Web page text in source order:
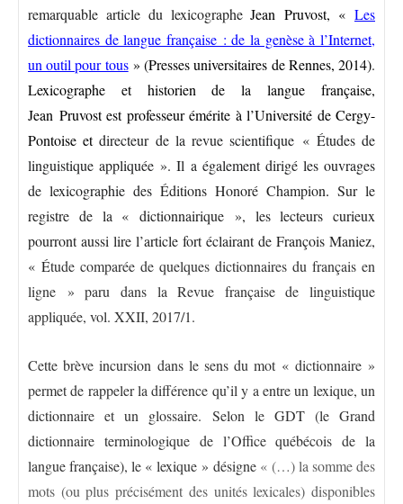
remarquable article du lexicographeJean Pruvost, «Les
dictionnaires de langue française : de la genèse à l’Internet,
un outil pour tous» (Presses universitaires de Rennes, 2014).
Lexicographe et historien de la langue française,
Jean Pruvostest professeur émérite à l’Université de Cergy-
Pontoise etdirecteur de la revue scientifique « Études de
linguistique appliquée ». Il a également dirigé les ouvrages
de lexicographie des Éditions Honoré Champion. Sur le
registre de la « dictionnairique », les lecteurs curieux
pourront aussi lire l’article fort éclairant de François Maniez,
« Étude comparée de quelques dictionnaires du français en
ligne » paru dans la Revue française de linguistique
appliquée, vol. XXII, 2017/1.
Cette brève incursion dans le sens du mot « dictionnaire »
permet de rappeler la différence qu’il y a entre un lexique, un
dictionnaire et un glossaire. Selon le GDT (le Grand
dictionnaire terminologique de l’Office québécois de la
langue française), le « lexique » désigne « (…) la somme des
mots (ou plus précisément des unités lexicales) disponibles